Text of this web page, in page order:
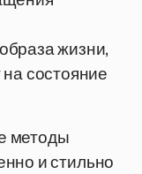
жизни,
состояние
методы
и стильно